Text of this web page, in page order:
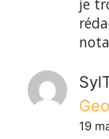
je
19